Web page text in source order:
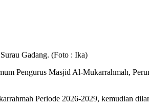
Gadang. (Foto : Ika)
Pengurus Masjid Al-Mukarrahmah,
Periode 2026-2029, kemudian